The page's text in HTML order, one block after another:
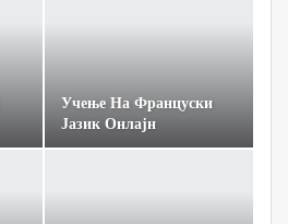
Учење На Француски
Јазик Онлајн